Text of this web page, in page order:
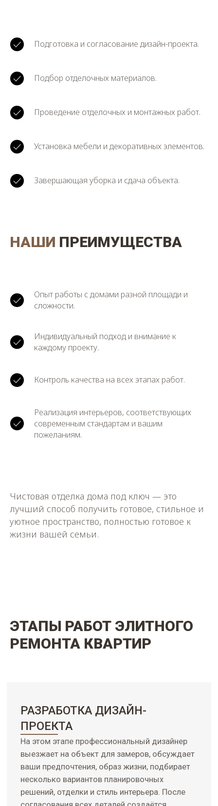
Подготовка и согласование дизайн-проекта.
Подбор отделочных материалов.
Проведение отделочных и монтажных работ.
Установка мебели и декоративных элементов.
Завершающая уборка и сдача объекта.
НАШИ ПРЕИМУЩЕСТВА
Опыт работы с домами разной площади и
сложности.
Индивидуальный подход и внимание к
каждому проекту.
Контроль качества на всех этапах работ.
Реализация интерьеров, соответствующих
современным стандартам и вашим
пожеланиям.
Чистовая отделка дома под ключ — это
лучший способ получить готовое, стильное и
уютное пространство, полностью готовое к
жизни вашей семьи.
ЭТАПЫ РАБОТ ЭЛИТНОГО
РЕМОНТА КВАРТИР